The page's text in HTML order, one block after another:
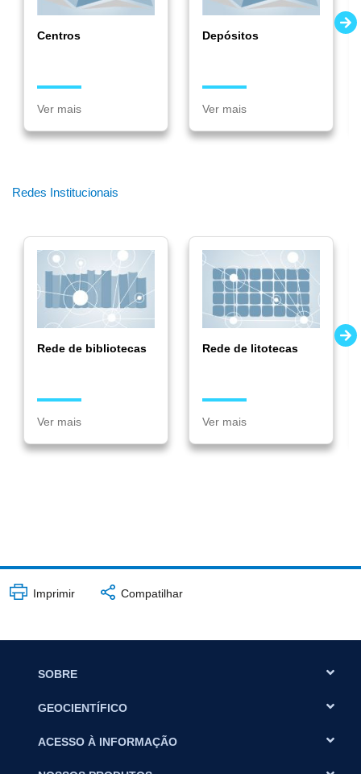
Centros
Ver mais
Depósitos
Ver mais
Redes Institucionais
Rede de bibliotecas
Ver mais
Rede de litotecas
Ver mais
Imprimir Compatilhar
SOBRE
GEOCIENTÍFICO
ACESSO À INFORMAÇÃO